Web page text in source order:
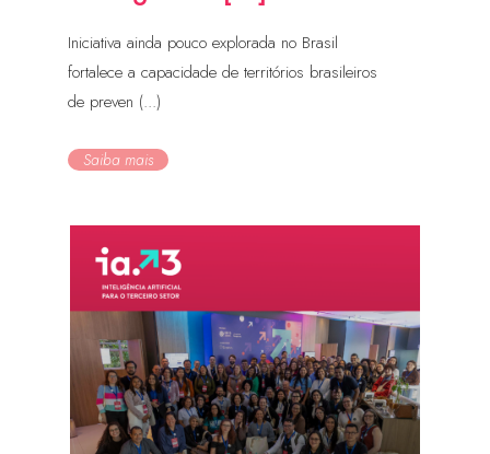
Iniciativa ainda pouco explorada no Brasil
fortalece a capacidade de territórios brasileiros
de preven (...)
Saiba mais